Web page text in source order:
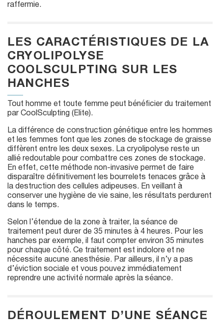
raffermie.
LES CARACTÉRISTIQUES DE LA
CRYOLIPOLYSE
COOLSCULPTING SUR LES
HANCHES
Tout homme et toute femme peut bénéficier du traitement
par CoolSculpting (Elite).
La différence de construction génétique entre les hommes
et les femmes font que les zones de stockage de graisse
diffèrent entre les deux sexes. La cryolipolyse reste un
allié redoutable pour combattre ces zones de stockage.
En effet, cette méthode non-invasive permet de faire
disparaître définitivement les bourrelets tenaces grâce à
la destruction des cellules adipeuses. En veillant à
conserver une hygiène de vie saine, les résultats perdurent
dans le temps.
Selon l’étendue de la zone à traiter, la séance de
traitement peut durer de 35 minutes à 4 heures. Pour les
hanches par exemple, il faut compter environ 35 minutes
pour chaque côté. Ce traitement est indolore et ne
nécessite aucune anesthésie. Par ailleurs, il n’y a pas
d’éviction sociale et vous pouvez immédiatement
reprendre une activité normale après la séance.
DÉROULEMENT D’UNE SÉANCE